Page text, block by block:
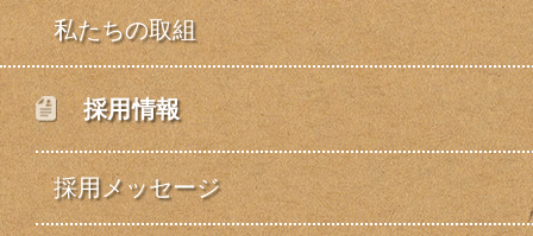
私たちの取組
採用情報
採用メッセージ